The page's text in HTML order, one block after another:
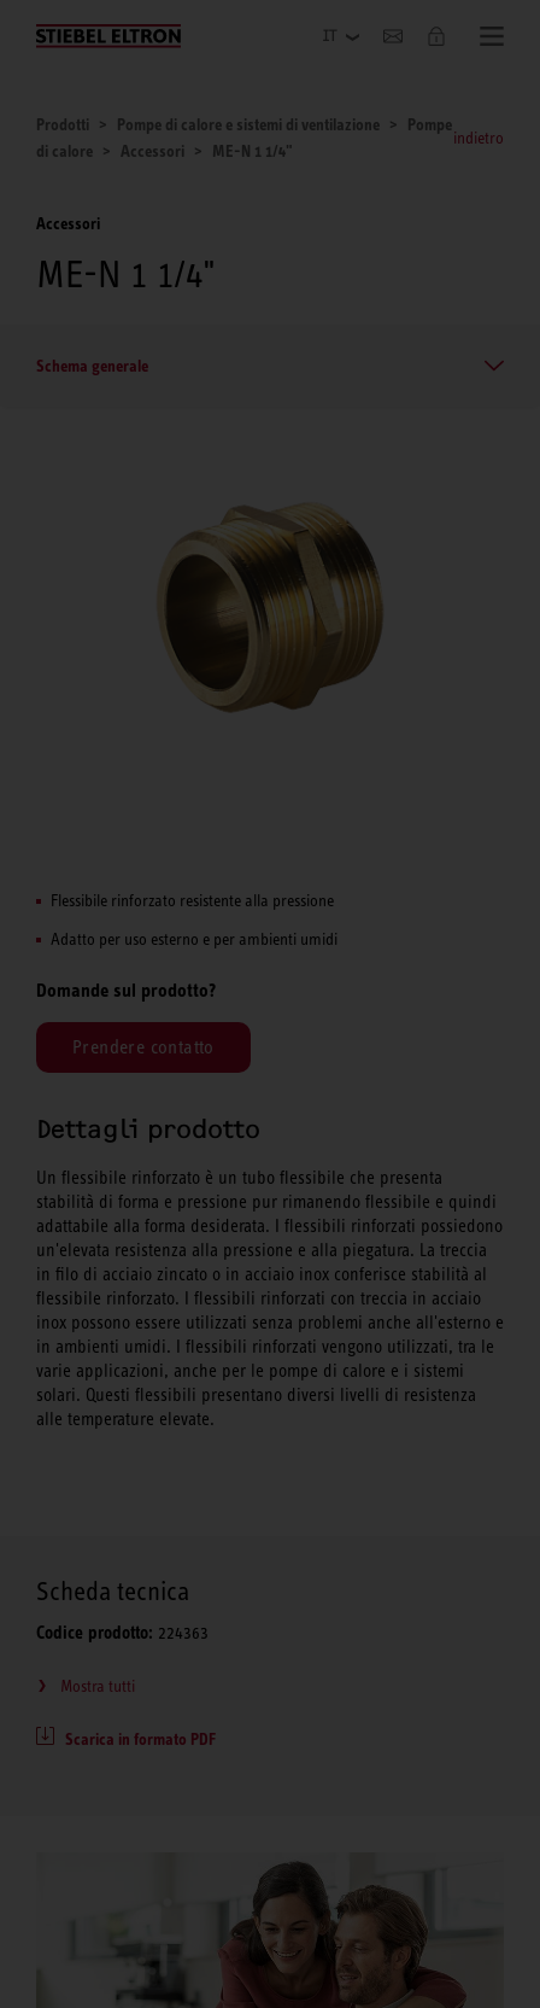
Azienda
Prodotti Pompe di calore e sistemi di ventilazione
Pompe
di calore
Accessori ME-N 1 1/4"
indietro
Accessori
ME-N 1 1/4"
Schema generale
Flessibile rinforzato resistente alla pressione
Adatto per uso esterno e per ambienti umidi
Domande sul prodotto?
Prendere contatto
Dettagli prodotto
Un flessibile rinforzato è un tubo flessibile che presenta
stabilità di forma e pressione pur rimanendo flessibile e quindi
adattabile alla forma desiderata. I flessibili rinforzati possiedono
un'elevata resistenza alla pressione e alla piegatura. La treccia
in filo di acciaio zincato o in acciaio inox conferisce stabilità al
flessibile rinforzato. I flessibili rinforzati con treccia in acciaio
inox possono essere utilizzati senza problemi anche all'esterno e
in ambienti umidi. I flessibili rinforzati vengono utilizzati, tra le
varie applicazioni, anche per le pompe di calore e i sistemi
solari. Questi flessibili presentano diversi livelli di resistenza
alle temperature elevate.
Scheda tecnica
Codice prodotto: 224363
Mostra tutti
Scarica in formato PDF